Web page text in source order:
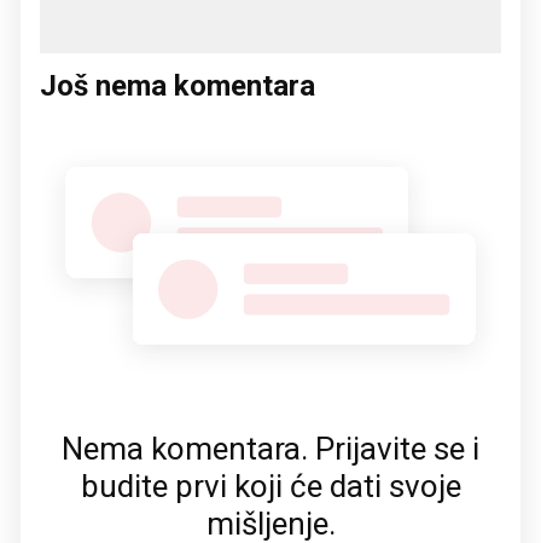
Još nema komentara
Nema komentara. Prijavite se i
budite prvi koji će dati svoje
mišljenje.